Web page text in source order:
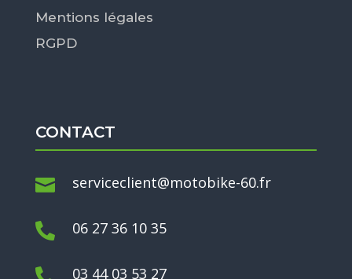
Mentions légales
RGPD
CONTACT
 serviceclient@motobike-60.fr
 06 27 36 10 35
03 44 03 53 27